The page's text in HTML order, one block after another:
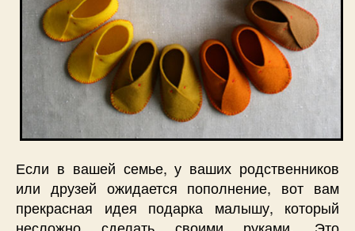
Если в вашей семье, у ваших родственников
или друзей ожидается пополнение, вот вам
прекрасная идея подарка малышу, который